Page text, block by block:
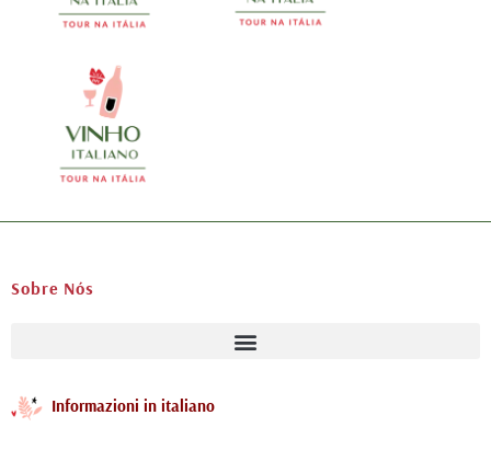
Sobre Nós
Informazioni in italiano